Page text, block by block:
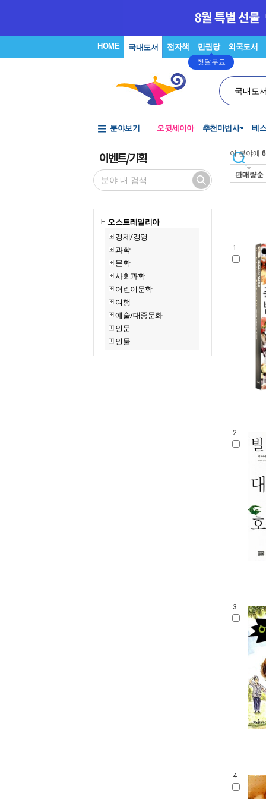
HOME 국내도서 전자책 만권당
첫달무료
외국도서
국내도
분야보기 오뒷세이아 추천마법사 베
이벤트/기획
오스트레일리아
경제/경영
과학
문학
사회과학
어린이문학
여행
예술/대중문화
인문
인물
이 분야에
판매량순
1.
2.
3.
4.